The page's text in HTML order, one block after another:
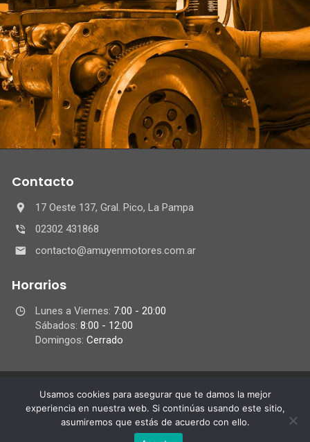
Contacto
17 Oeste 137, Gral. Pico, La Pampa
02302 431868
contacto@amuyenmotores.com.ar
Horarios
Lunes a Viernes: 7:00 - 20:00
Sábados: 8:00 - 12:00
Domingos: Cerrado
© 2018/2024 Amuyen Rectificaciones,
Todos los derechos reservados.
Usamos cookies para asegurar que te damos la mejor
experiencia en nuestra web. Si continúas usando este sitio,
asumiremos que estás de acuerdo con ello.